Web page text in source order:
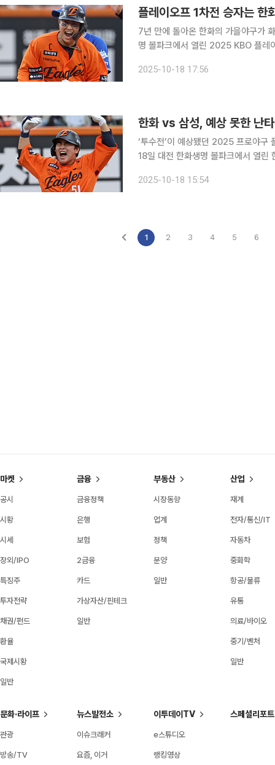
플레이오프 1차전 승자는
7년 만에 돌아온 한화의 가을야구가 화끈한 타격전으로
명 볼파크에서 열린 2025 KBO 플레
드와 준플레이오프를 거쳐 올라온 삼
2025-10-18 17:56
한화 vs 삼성, 예상 못한 난
‘투수전’이 예상됐던 2025 프로야구
18일 대전 한화생명 볼파크에서 열린
기 전까지만 해도 양 팀의 선발 맞대
2025-10-18 15:54
1 2 3 4 5 6
마켓
공시
시황
시세
장외/IPO
특징주
투자전략
채권/펀드
환율
국제시황
일반
금융
금융정책
은행
보험
2금융
카드
가상자산/핀테크
일반
부동산
시장동향
업계
정책
분양
일반
산업
재계
전자/통신/IT
자동차
중화학
항공/물류
유통
의료/바이오
중기/벤처
일반
문화·라이프
관광
방송/TV
뉴스발전소
이슈크래커
요즘, 이거
이투데이TV
e스튜디오
랭킹영상
스페셜리포트